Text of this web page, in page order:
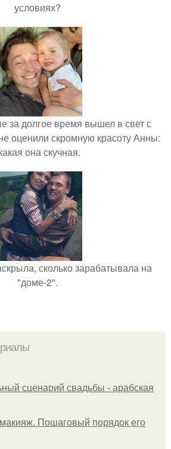
условиях?
за долгое время вышел в свет с
оценили скромную красоту Анны:
она скучная.
сколько зарабатывала на
"доме-2".
сценарий свадьбы - арабская
Пошаговый порядок его